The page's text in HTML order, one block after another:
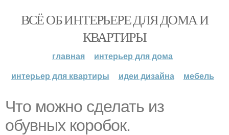
ВСЁ ОБ ИНТЕРЬЕРЕ ДЛЯ ДОМА И
КВАРТИРЫ
главная
интерьер для дома
интерьер для квартиры
идеи дизайна мебель
Что можно сделать из
обувных коробок.